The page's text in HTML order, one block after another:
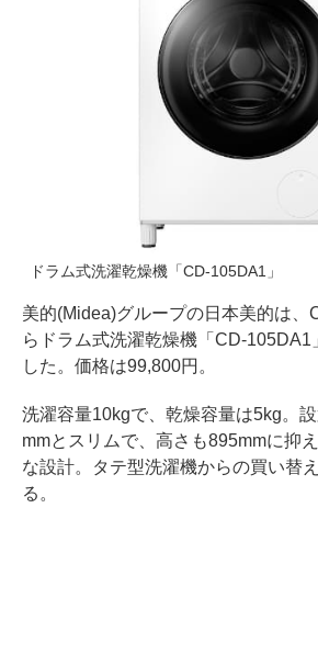
ドラム式洗濯乾燥機「CD-105DA1」
美的(Midea)グループの日本美的は、
らドラム式洗濯乾燥機「CD-105DA1
した。価格は99,800円。
洗濯容量10kgで、乾燥容量は5kg。
mmとスリムで、高さも895mmに抑
な設計。タテ型洗濯機からの買い替
る。